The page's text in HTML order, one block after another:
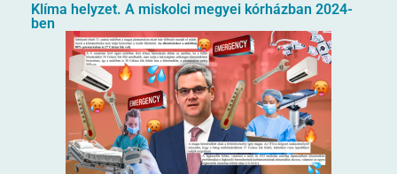
Klíma helyzet. A miskolci megyei kórházban 2024-
ben